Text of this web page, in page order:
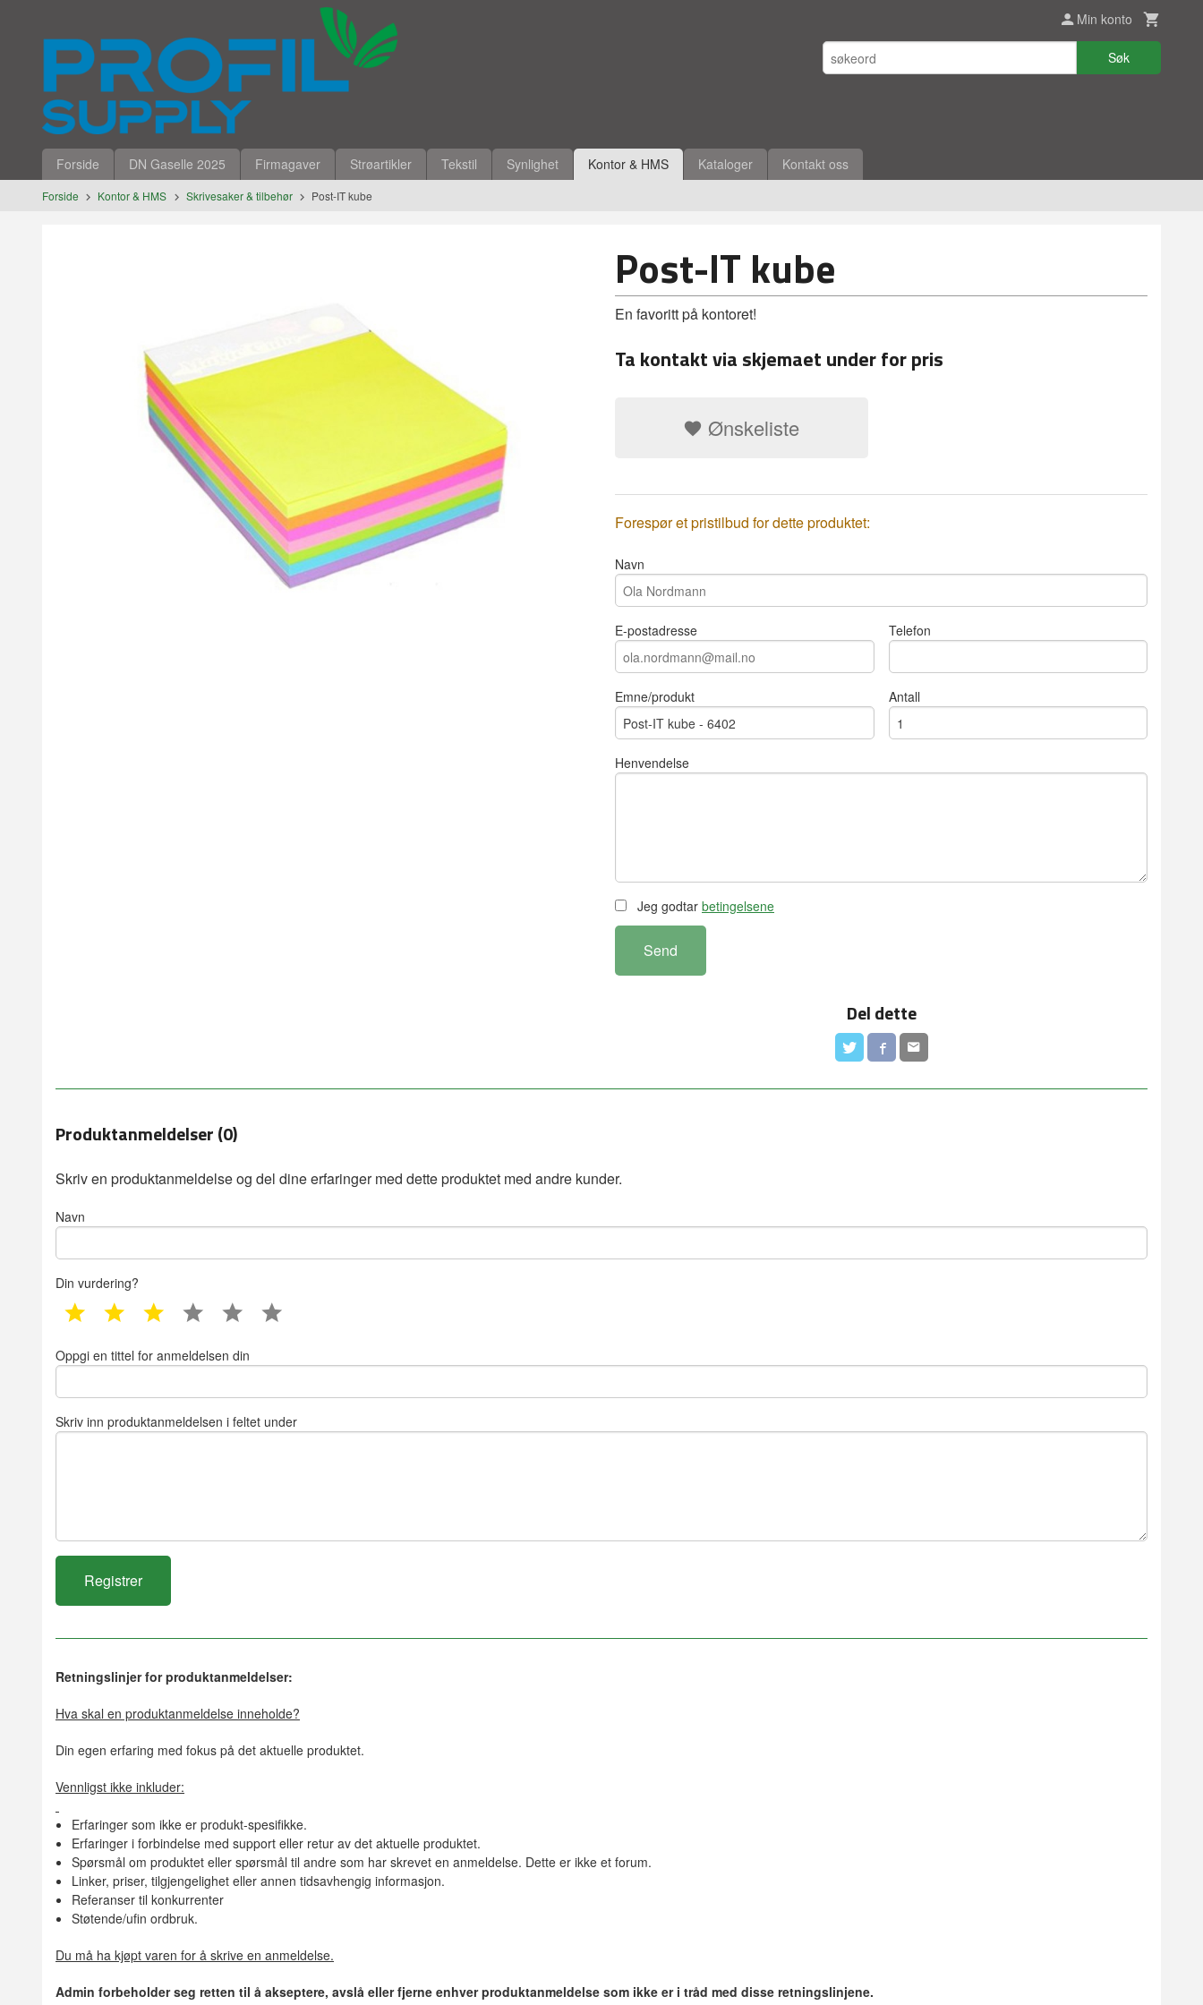
innholdet
Min konto
Søk
Produkter
Forside DN Gaselle 2025 Firmagaver Strøartikler Tekstil Synlighet Kontor & HMS Kataloger Kontakt oss
Forside Kontor & HMS Skrivesaker & tilbehør Post-IT kube
Post-IT kube
En favoritt på kontoret!
Ta kontakt via skjemaet under for pris
Ønskeliste
Forespør et pristilbud for dette produktet:
Navn
E-postadresse Telefon
Emne/produkt Antall
Henvendelse
Jeg godtar betingelsene
Send
Del dette
Produktanmeldelser (0)
Skriv en produktanmeldelse og del dine erfaringer med dette produktet med andre kunder.
Navn
Din vurdering?
1 star 2 star 3 star 4 star 5 star
Oppgi en tittel for anmeldelsen din
Skriv inn produktanmeldelsen i feltet under
Retningslinjer for produktanmeldelser:
Hva skal en produktanmeldelse inneholde?
Din egen erfaring med fokus på det aktuelle produktet.
Vennligst ikke inkluder:
Erfaringer som ikke er produkt-spesifikke.
Erfaringer i forbindelse med support eller retur av det aktuelle produktet.
Spørsmål om produktet eller spørsmål til andre som har skrevet en anmeldelse. Dette er ikke et forum.
Linker, priser, tilgjengelighet eller annen tidsavhengig informasjon.
Referanser til konkurrenter
Støtende/ufin ordbruk.
Du må ha kjøpt varen for å skrive en anmeldelse.
Admin forbeholder seg retten til å akseptere, avslå eller fjerne enhver produktanmeldelse som ikke er i tråd med disse retningslinjene.